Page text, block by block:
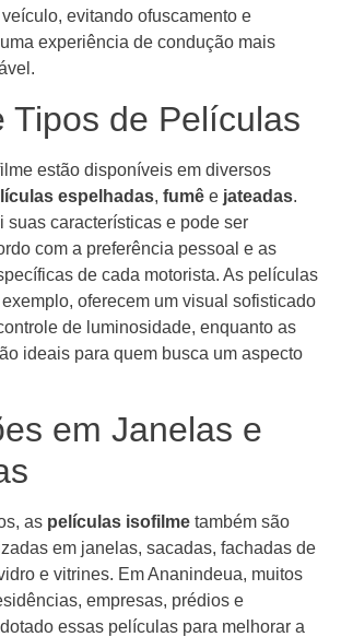
veículo, evitando ofuscamento e
experiência de condução mais
Tipos de Películas
estão disponíveis em diversos
espelhadas, fumê e jateadas.
suas características e pode ser
com a preferência pessoal e as
de cada motorista. As películas
oferecem um visual sofisticado
de luminosidade, enquanto as
ideais para quem busca um aspecto
em Janelas e
as películas isofilme também são
em janelas, sacadas, fachadas de
e vitrines. Em Ananindeua, muitos
empresas, prédios e
essas películas para melhorar a